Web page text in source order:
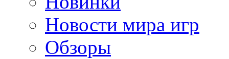
Новости мира игр
Обзоры